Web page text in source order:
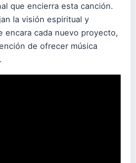
que encierra esta canción.
la visión espiritual y
encara cada nuevo proyecto,
de ofrecer música